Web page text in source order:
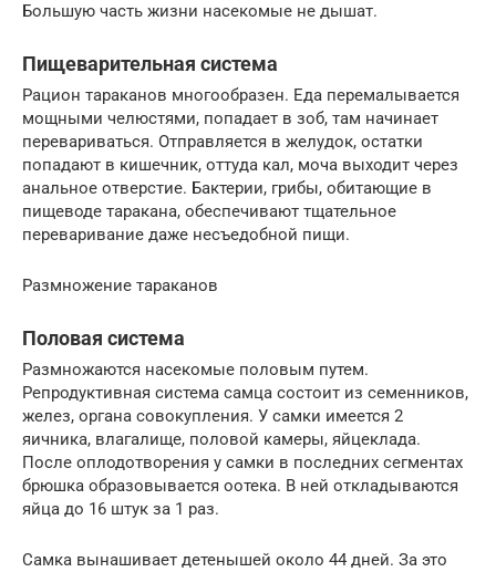
Большую часть жизни насекомые не дышат.
Пищеварительная система
Рацион тараканов многообразен. Еда перемалывается
мощными челюстями, попадает в зоб, там начинает
перевариваться. Отправляется в желудок, остатки
попадают в кишечник, оттуда кал, моча выходит через
анальное отверстие. Бактерии, грибы, обитающие в
пищеводе таракана, обеспечивают тщательное
переваривание даже несъедобной пищи.
Размножение тараканов
Половая система
Размножаются насекомые половым путем.
Репродуктивная система самца состоит из семенников,
желез, органа совокупления. У самки имеется 2
яичника, влагалище, половой камеры, яйцеклада.
После оплодотворения у самки в последних сегментах
брюшка образовывается оотека. В ней откладываются
яйца до 16 штук за 1 раз.
Самка вынашивает детенышей около 44 дней. За это